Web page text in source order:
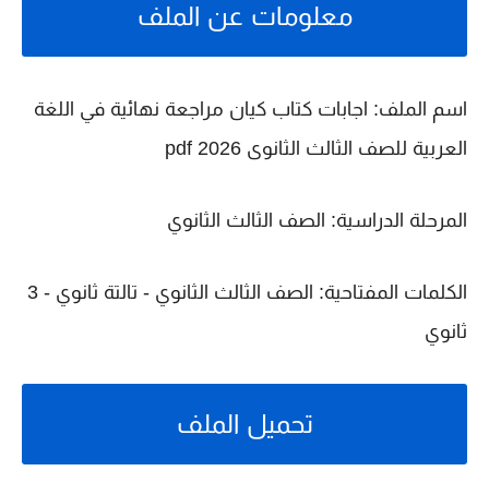
معلومات عن الملف
اسم الملف: اجابات كتاب كيان مراجعة نهائية في اللغة
العربية للصف الثالث الثانوى 2026 pdf
المرحلة الدراسية: الصف الثالث الثانوي
الكلمات المفتاحية:
الصف الثالث الثانوي - تالتة ثانوي - 3
ثانوي
تحميل الملف